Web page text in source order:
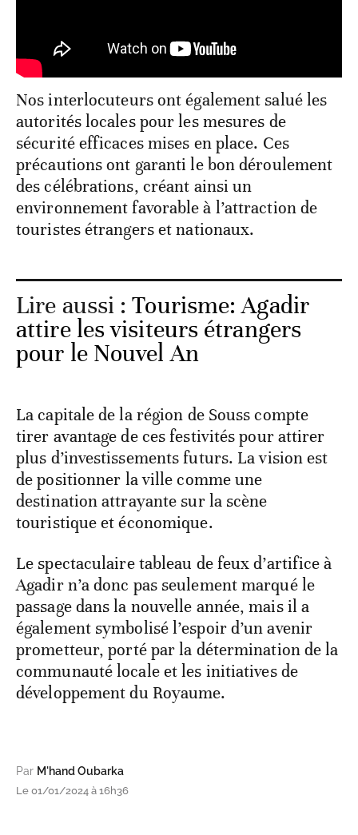
Nos interlocuteurs ont également salué les
autorités locales pour les mesures de
sécurité efficaces mises en place. Ces
précautions ont garanti le bon déroulement
des célébrations, créant ainsi un
environnement favorable à l’attraction de
touristes étrangers et nationaux.
Lire aussi :Tourisme: Agadir
attire les visiteurs étrangers
pour le Nouvel An
La capitale de la région de Souss compte
tirer avantage de ces festivités pour attirer
plus d’investissements futurs. La vision est
de positionner la ville comme une
destination attrayante sur la scène
touristique et économique.
Le spectaculaire tableau de feux d’artifice à
Agadir n’a donc pas seulement marqué le
passage dans la nouvelle année, mais il a
également symbolisé l’espoir d’un avenir
prometteur, porté par la détermination de la
communauté locale et les initiatives de
développement du Royaume.
Par M'hand Oubarka
Le 01/01/2024 à 16h36